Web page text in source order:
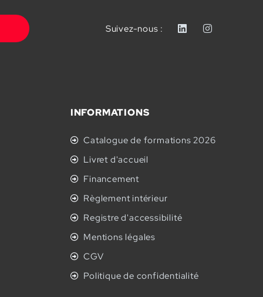
Suivez-nous :
INFORMATIONS
Catalogue de formations 2026
Livret d'accueil
Financement
Règlement intérieur
Registre d'accessibilité
Mentions légales
CGV
Politique de confidentialité